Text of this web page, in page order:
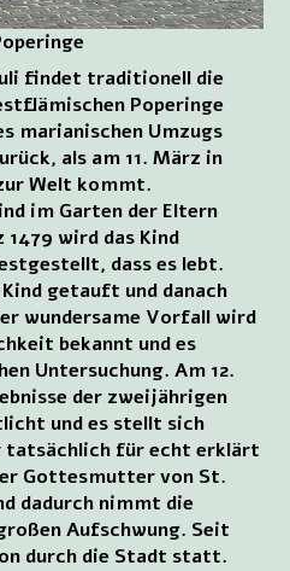
findet traditionell die
Poperinge
marianischen Umzugs
als am 11. März in
Welt kommt.
im Garten der Eltern
wird das Kind
dass es lebt.
getauft und danach
wundersame Vorfall wird
bekannt und es
Untersuchung. Am 12.
der zweijährigen
und es stellt sich
tatsächlich für echt erklärt
Gottesmutter von St.
dadurch nimmt die
Aufschwung. Seit
durch die Stadt statt.